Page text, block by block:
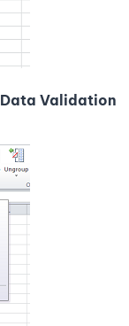
Data Validation